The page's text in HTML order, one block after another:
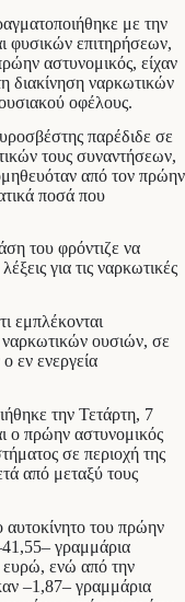
με την
φυσικών επιτηρήσεων,
αστυνομικός, είχαν
διακίνηση ναρκωτικών
οφέλους.
παρέδιδε σε
τους συναντήσεων,
από τον πρώην
ποσά που
του φρόντιζε να
για τις ναρκωτικές
εμπλέκονται
ναρκωτικών ουσιών, σε
εν ενεργεία
την Τετάρτη, 7
ο πρώην αστυνομικός
σε περιοχή της
από μεταξύ τους
του πρώην
γραμμάρια
ευρώ, ενώ από την
–1,87– γραμμάρια